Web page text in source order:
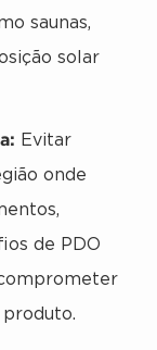
saunas,
solar
Evitar
onde
de PDO